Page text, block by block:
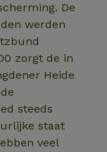
De
werden
zorgt de in
Heide
steeds
staat
veel